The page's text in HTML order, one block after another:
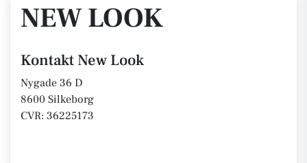
NEW LOOK
Kontakt New Look
Nygade 36 D
8600 Silkeborg
CVR: 36225173